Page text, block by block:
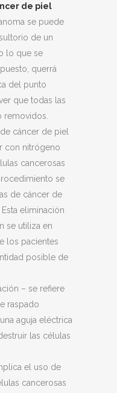
de piel
se puede
de un
lo que se
querrá
del punto
que todas las
removidos.
cáncer de piel
con nitrógeno
cancerosas
se
de cáncer de
eliminación
se utiliza en
los pacientes
posible de
– se refiere
raspado
aguja eléctrica
las células
el uso de
cancerosas